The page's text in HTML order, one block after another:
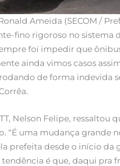
Ameida (SECOM /
fino rigoroso no sistema
foi impedir que
ainda vimos casos
de forma indevida
Nelson Felipe, ressaltou
“É uma mudança grande
prefeita desde o início da
tendência é que, daqui pra